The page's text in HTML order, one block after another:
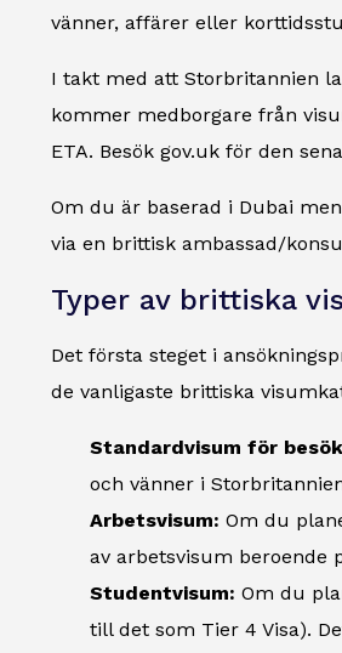
vänner, affärer eller
I takt med att Storbritannien
kommer medborgare från
ETA. Besök gov.uk för den
Om du är baserad i Dubai
via en brittisk ambassad/
Typer av brittiska
Det första steget i
de vanligaste brittiska
Standardvisum för
och vänner i
Arbetsvisum: Om du
av arbetsvisum beroende
Studentvisum: Om du
till det som Tier 4 Visa).